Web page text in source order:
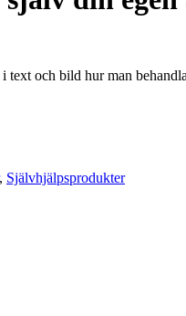
och bild hur man
, Självhjälpsprodukter